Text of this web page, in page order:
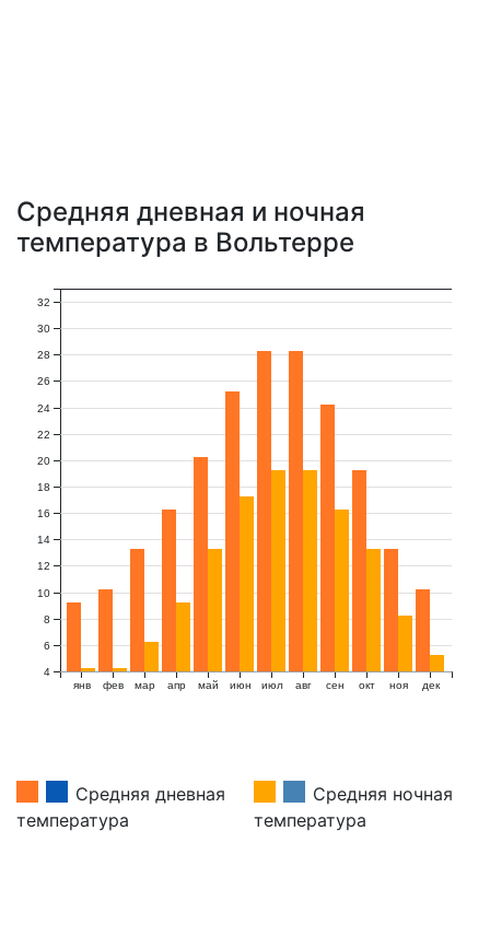
Средняя дневная и ночная
температура в Вольтерре
янв фев мар апр май июн июл авг сен окт ноя дек
4
6
8
10
12
14
16
18
20
22
24
26
28
30
32
Средняя дневная
температура
Средняя ночная
температура